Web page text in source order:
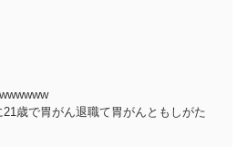
歳で胃がん退職て胃がんともしがた